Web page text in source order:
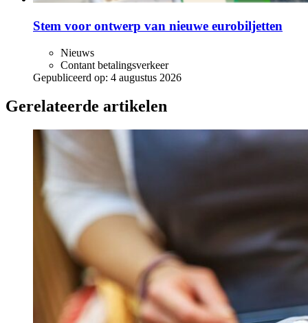
Stem voor ontwerp van nieuwe eurobiljetten
Nieuws
Contant betalingsverkeer
Gepubliceerd op: 4 augustus 2026
Gerelateerde artikelen